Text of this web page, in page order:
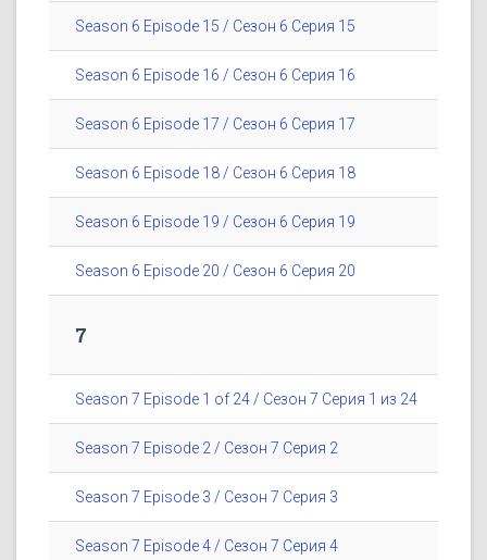
Season 6 Episode 15 / Сезон 6 Серия 15
Season 6 Episode 16 / Сезон 6 Серия 16
Season 6 Episode 17 / Сезон 6 Серия 17
Season 6 Episode 18 / Сезон 6 Серия 18
Season 6 Episode 19 / Сезон 6 Серия 19
Season 6 Episode 20 / Сезон 6 Серия 20
7
Season 7 Episode 1 of 24 / Сезон 7 Серия 1 из 24
Season 7 Episode 2 / Сезон 7 Серия 2
Season 7 Episode 3 / Сезон 7 Серия 3
Season 7 Episode 4 / Сезон 7 Серия 4